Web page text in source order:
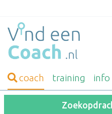
coach training info